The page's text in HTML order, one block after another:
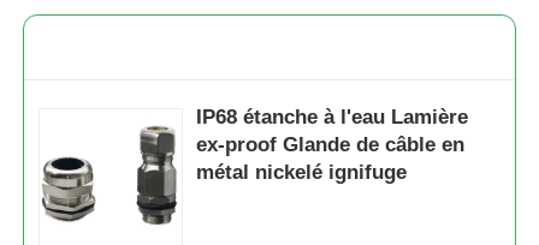
IP68 étanche à l'eau Lamière
ex-proof Glande de câble en
métal nickelé ignifuge